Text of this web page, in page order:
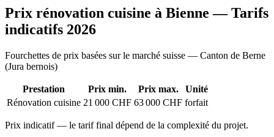
Prix rénovation cuisine à Bienne — Tarifs
indicatifs 2026
Fourchettes de prix basées sur le marché suisse — Canton de Berne
(Jura bernois)
Prestation Prix min. Prix max.
Unité
Rénovation cuisine 21 000 CHF 63 000 CHF forfait
Prix indicatif — le tarif final dépend de la complexité du projet.